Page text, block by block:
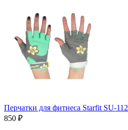
Перчатки для фитнеса Starfit SU-112
850 ₽